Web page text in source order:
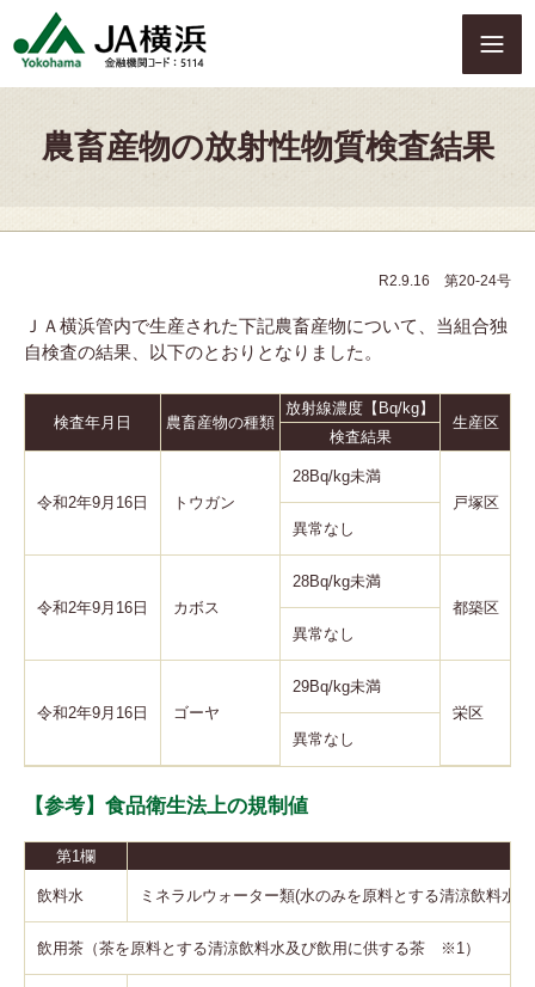
p
農畜産物の放射性物質検査結果
R2.9.16 第20-24号
ＪＡ横浜管内で生産された下記農畜産物について、当組合独
自検査の結果、以下のとおりとなりました。
検査年月日 農畜産物の種類
放射線濃度【Bq/kg】
生産区
検査結果
令和2年9月16日 トウガン
28Bq/kg未満
戸塚区
異常なし
令和2年9月16日 カボス
28Bq/kg未満
都築区
異常なし
令和2年9月16日 ゴーヤ
29Bq/kg未満
栄区
異常なし
【参考】食品衛生法上の規制値
第1欄
飲料水 ミネラルウォーター類(水のみを原料とする清涼飲料水)
飲用茶（茶を原料とする清涼飲料水及び飲用に供する茶 ※1）